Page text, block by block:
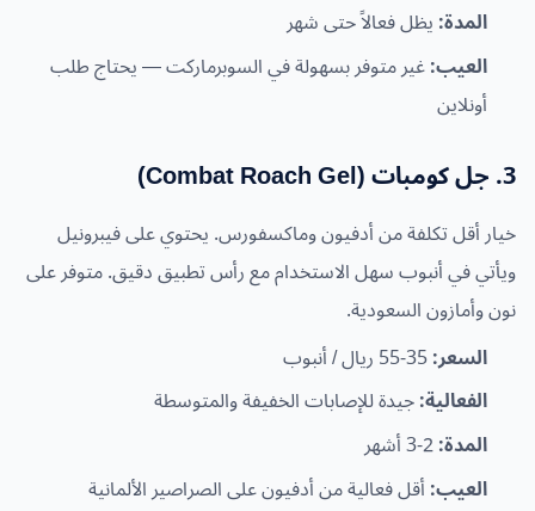
المدة:يظل فعالاً حتى شهر
العيب:غير متوفر بسهولة في السوبرماركت — يحتاج طلب
أونلاين
3. جل كومبات (Combat Roach Gel)
خيار أقل تكلفة من أدفيون وماكسفورس. يحتوي على فيبرونيل
ويأتي في أنبوب سهل الاستخدام مع رأس تطبيق دقيق. متوفر على
نون وأمازون السعودية.
السعر:
الفعالية:جيدة للإصابات الخفيفة والمتوسطة
المدة:
العيب:أقل فعالية من أدفيون على الصراصير الألمانية